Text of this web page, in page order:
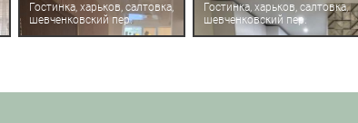
Гостинка, харьков, салтовка,
шевченковский пер.
Гостинка, харьков, салтовка,
шевченковский пер.